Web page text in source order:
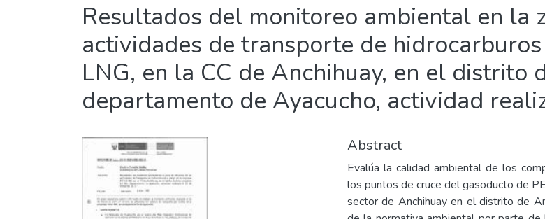
Resultados del monitoreo ambiental en la
actividades de transporte de
LNG, en la CC de Anchihuay, en el distrito
departamento de Ayacucho, actividad
Abstract
Evalúa la calidad ambiental de los
los puntos de cruce del gasoducto de
sector de Anchihuay en el distrito de